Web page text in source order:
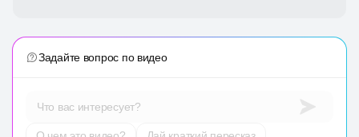
Задайте вопрос по видео
Что вас интересует?